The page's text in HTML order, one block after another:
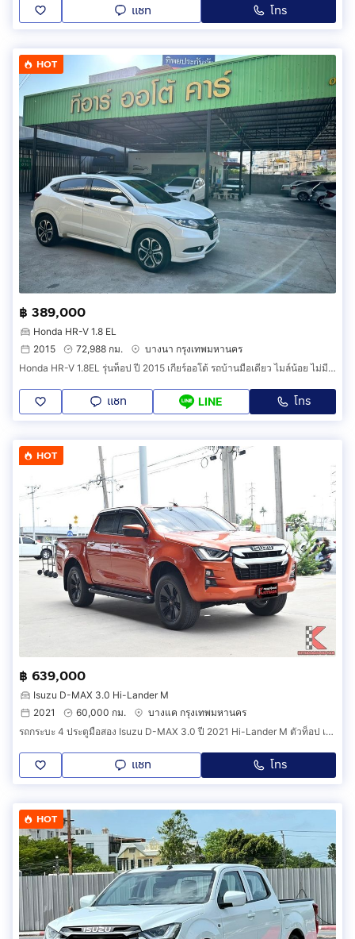
แชท โทร
HOT
฿ 389,000
Honda HR-V 1.8 EL
2015
72,988 กม.
บางนา กรุงเทพมหานคร
Honda HR-V 1.8EL รุ่นท็อป ปี 2015 เกียร์ออโต้ รถบ้านมือเดียว ไมล์น้อย ไม่มีชนหนัก ไม่เคยน้ำท่วม ไม่เคยติดแก๊ส รถสวยพร้อมใช้งาน
แชท LINE โทร
HOT
฿ 639,000
Isuzu D-MAX 3.0 Hi-Lander M
2021
60,000 กม.
บางแค กรุงเทพมหานคร
รถกระบะ 4 ประตูมือสอง Isuzu D-MAX 3.0 ปี 2021 Hi-Lander M ตัวท็อป เครื่อง 3.0 ออโต้ ไมล์แท้ 6X,XXX km. (รหัสสินค้า FCAF)
แชท โทร
HOT